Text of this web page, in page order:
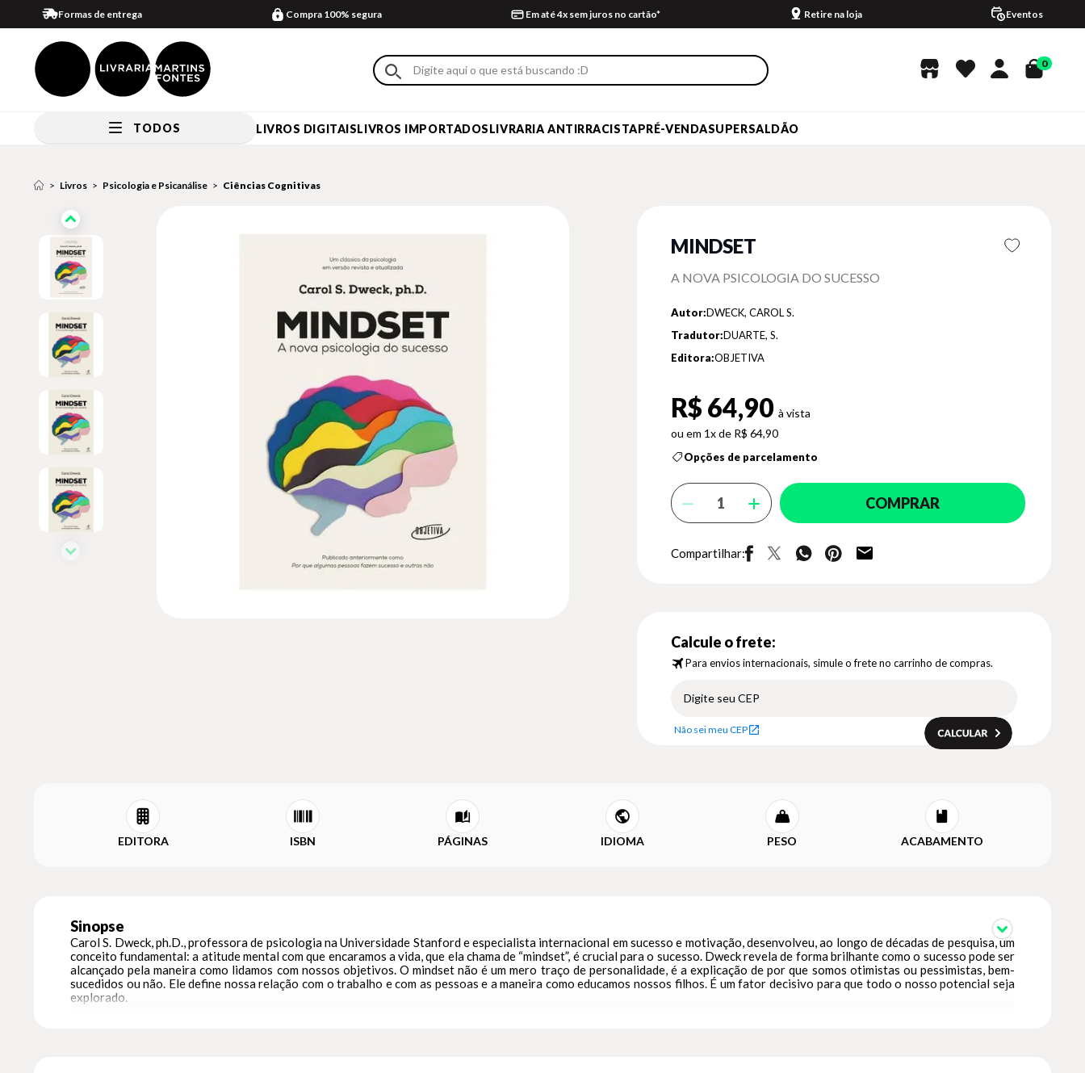
Formas de entrega Compra 100% segura Em até 4x sem juros no cartão* Retire na loja Eventos
0
TODOS LIVROS DIGITAISLIVROS IMPORTADOSLIVRARIA ANTIRRACISTAPRÉ-VENDASUPERSALDÃO
Livros Psicologia e Psicanálise Ciências Cognitivas
MINDSET
A NOVA PSICOLOGIA DO SUCESSO
Autor:DWECK, CAROL S.
Tradutor:DUARTE, S.
Editora:OBJETIVA
R$ 64,90
1x de R$ 64,90
Opções de parcelamento
COMPRAR
Compartilhar:
Calcule o frete:
Para envios internacionais, simule o frete no carrinho de compras.
Não sei meu CEP
EDITORA ISBN PÁGINAS IDIOMA PESO ACABAMENTO
Sinopse
Carol S. Dweck, ph.D., professora de psicologia na Universidade Stanford e especialista internacional em sucesso e motivação, desenvolveu, ao longo de décadas de pesquisa, um
conceito fundamental: a atitude mental com que encaramos a vida, que ela chama de “mindset”, é crucial para o sucesso. Dweck revela de forma brilhante como o sucesso pode ser
alcançado pela maneira como lidamos com nossos objetivos. O mindset não é um mero traço de personalidade, é a explicação de por que somos otimistas ou pessimistas, bem-
sucedidos ou não. Ele define nossa relação com o trabalho e com as pessoas e a maneira como educamos nossos filhos. É um fator decisivo para que todo o nosso potencial seja
explorado.